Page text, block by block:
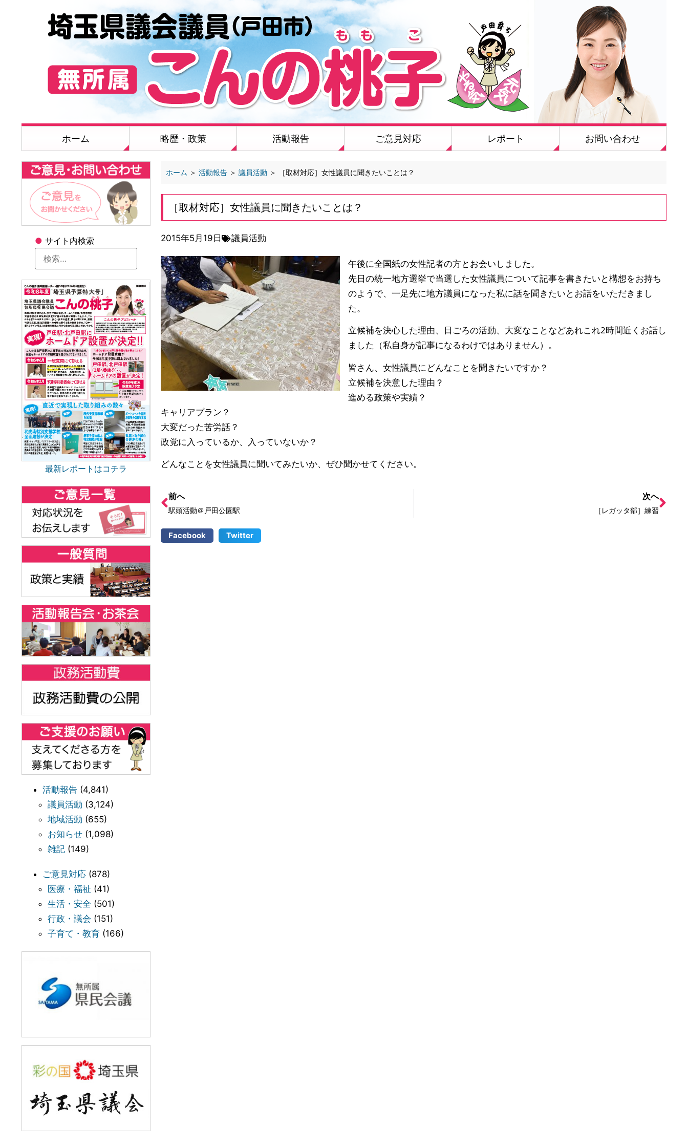
ホーム 略歴・政策 活動報告 ご意見対応 レポート お問い合わせ
● サイト内検索
最新レポートはコチラ
活動報告 (4,841)
議員活動 (3,124)
地域活動 (655)
お知らせ (1,098)
雑記 (149)
ご意見対応 (878)
医療・福祉 (41)
生活・安全 (501)
行政・議会 (151)
子育て・教育 (166)
ホーム ＞ 活動報告 ＞ 議員活動 ＞ ［取材対応］女性議員に聞きたいことは？
［取材対応］女性議員に聞きたいことは？
2015年5月19日 議員活動
午後に全国紙の女性記者の方とお会いしました。
先日の統一地方選挙で当選した女性議員について記事を書きたいと構想をお持ち
のようで、一足先に地方議員になった私に話を聞きたいとお話をいただきまし
た。
立候補を決心した理由、日ごろの活動、大変なことなどあれこれ2時間近くお話し
ました（私自身が記事になるわけではありません）。
皆さん、女性議員にどんなことを聞きたいですか？
立候補を決意した理由？
進める政策や実績？
キャリアプラン？
大変だった苦労話？
政党に入っているか、入っていないか？
どんなことを女性議員に聞いてみたいか、ぜひ聞かせてください。
前へ
駅頭活動＠戸田公園駅
次へ
［レガッタ部］練習
Facebook Twitter